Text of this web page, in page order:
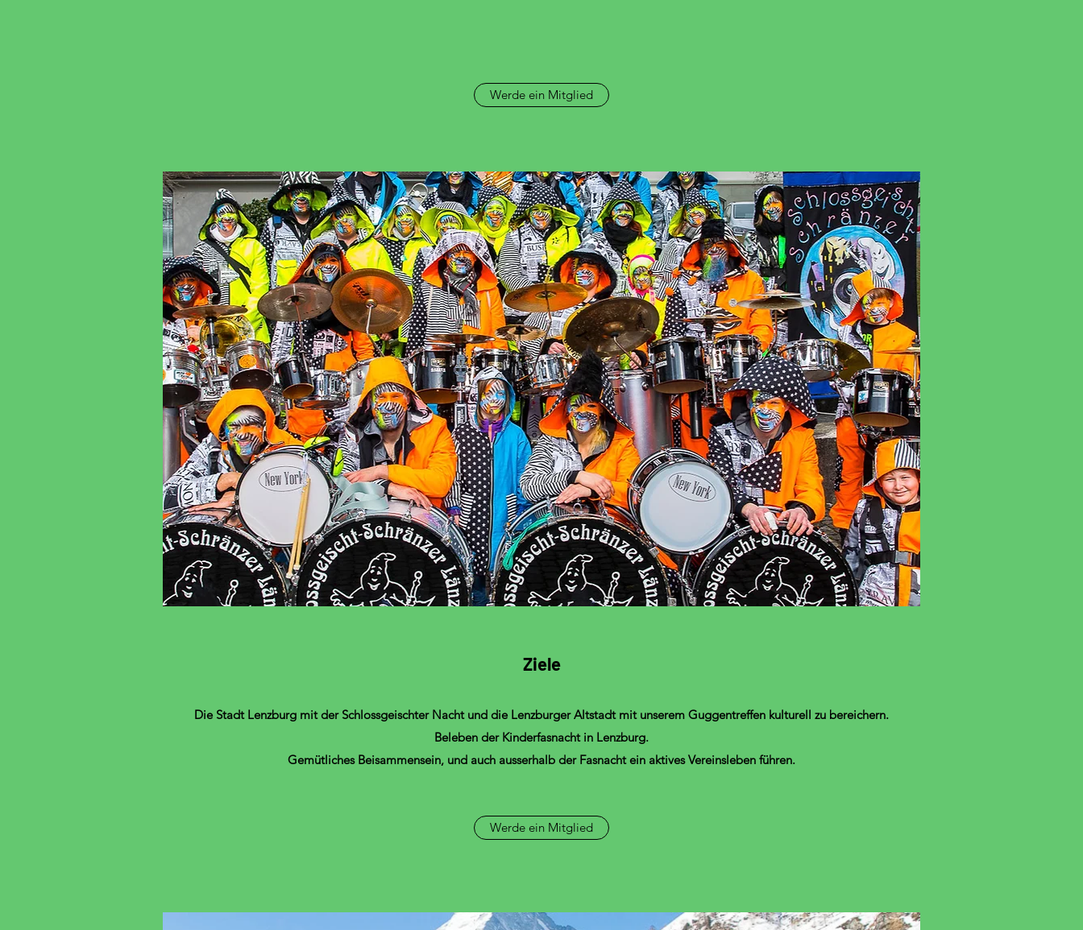
Werde ein Mitglied
Ziele
Die Stadt Lenzburg mit der Schlossgeischter Nacht und die Lenzburger Altstadt mit unserem Guggentreffen kulturell zu bereichern.
Beleben der Kinderfasnacht in Lenzburg.
Gemütliches Beisammensein, und auch ausserhalb der Fasnacht ein aktives Vereinsleben führen.
Werde ein Mitglied